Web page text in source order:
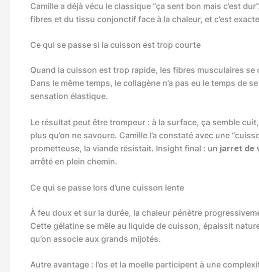
Camille a déjà vécu le classique “ça sent bon mais c’est
fibres et du tissu conjonctif face à la chaleur, et c’est
Ce qui se passe si la cuisson est trop courte
Quand la cuisson est trop rapide, les fibres musculaires
Dans le même temps, le collagène n’a pas eu le temps de
sensation élastique.
Le résultat peut être trompeur : à la surface, ça semble
plus qu’on ne savoure. Camille l’a constaté avec une
prometteuse, la viande résistait. Insight final : un jarret de
arrêté en plein chemin.
Ce qui se passe lors d’une cuisson lente
À feu doux et sur la durée, la chaleur pénètre
Cette gélatine se mêle au liquide de cuisson, épaissit
qu’on associe aux grands mijotés.
Autre avantage : l’os et la moelle participent à une